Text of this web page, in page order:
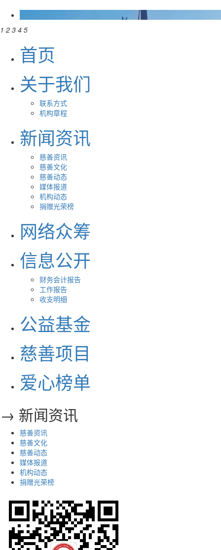
1 2 3 4 5
首页
关于我们
联系方式
机构章程
新闻资讯
慈善资讯
慈善文化
慈善动态
媒体报道
机构动态
捐赠光荣榜
网络众筹
信息公开
财务会计报告
工作报告
收支明细
公益基金
慈善项目
爱心榜单
→ 新闻资讯
慈善资讯
慈善文化
慈善动态
媒体报道
机构动态
捐赠光荣榜